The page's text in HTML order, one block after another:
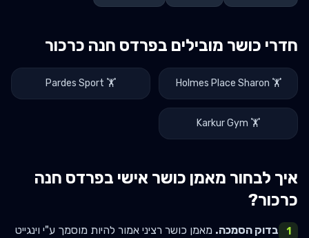
חדרי כושר מובילים בפרדס חנה כרכור
🏋️
Holmes Place Sharon
🏋️
Pardes Sport
🏋️
Karkur Gym
איך לבחור מאמן כושר אישי בפרדס חנה
כרכור?
1 בדוק הסמכה. מאמן כושר רציני אמור להיות מוסמך ע"י וינגייט